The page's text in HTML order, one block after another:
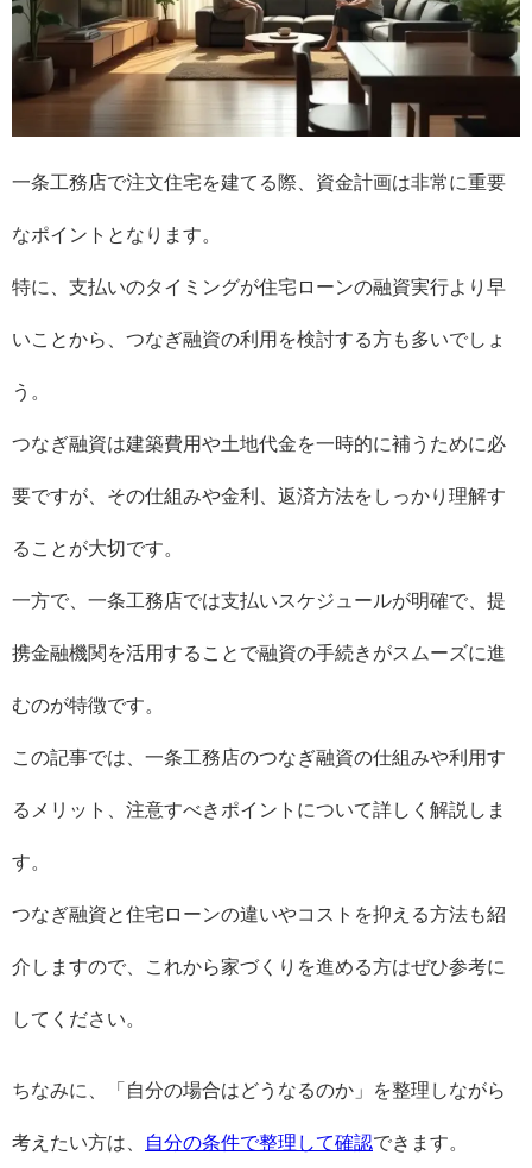
一条工務店で注文住宅を建てる際、資金計画は非常に重要
なポイントとなります。
特に、支払いのタイミングが住宅ローンの融資実行より早
いことから、つなぎ融資の利用を検討する方も多いでしょ
う。
つなぎ融資は建築費用や土地代金を一時的に補うために必
要ですが、その仕組みや金利、返済方法をしっかり理解す
ることが大切です。
一方で、一条工務店では支払いスケジュールが明確で、提
携金融機関を活用することで融資の手続きがスムーズに進
むのが特徴です。
この記事では、一条工務店のつなぎ融資の仕組みや利用す
るメリット、注意すべきポイントについて詳しく解説しま
す。
つなぎ融資と住宅ローンの違いやコストを抑える方法も紹
介しますので、これから家づくりを進める方はぜひ参考に
してください。
ちなみに、「自分の場合はどうなるのか」を整理しながら
考えたい方は、 自分の条件で整理して確認できます。